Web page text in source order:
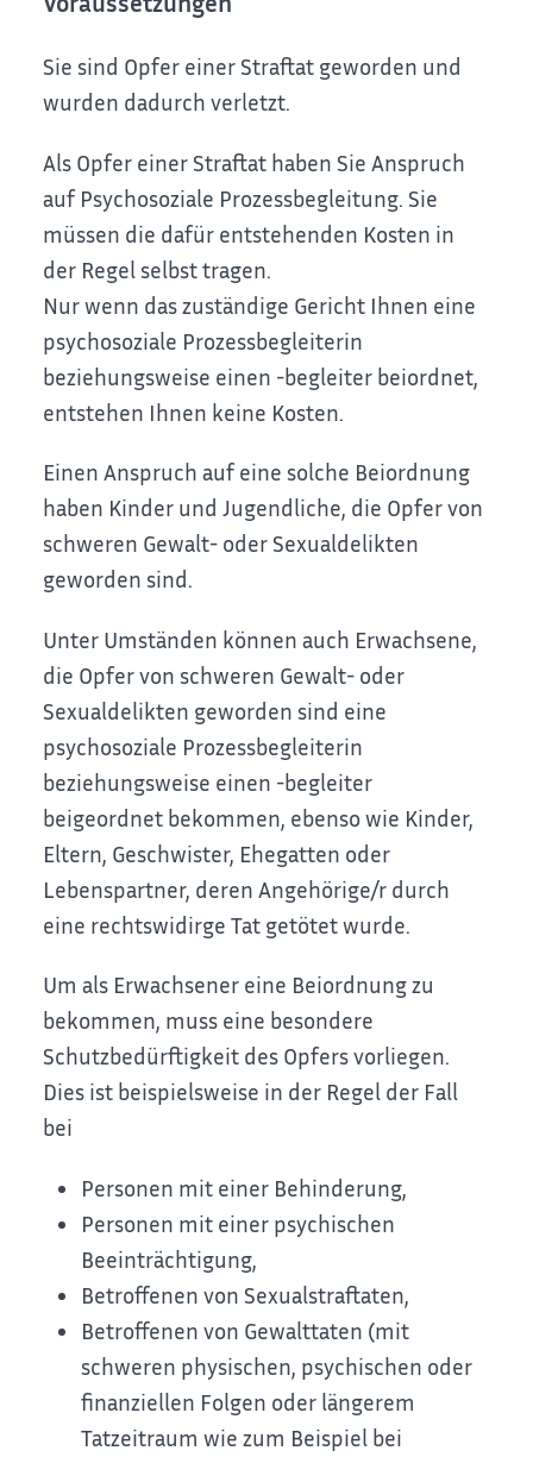
Sie sind Opfer einer Straftat geworden und
wurden dadurch verletzt.
Als Opfer einer Straftat haben Sie Anspruch
auf Psychosoziale Prozessbegleitung. Sie
müssen die dafür entstehenden Kosten in
der Regel selbst tragen.
Nur wenn das zuständige Gericht Ihnen eine
psychosoziale Prozessbegleiterin
beziehungsweise einen -begleiter beiordnet,
entstehen Ihnen keine Kosten.
Einen Anspruch auf eine solche Beiordnung
haben Kinder und Jugendliche, die Opfer von
schweren Gewalt- oder Sexualdelikten
geworden sind.
Unter Umständen können auch Erwachsene,
die Opfer von schweren Gewalt- oder
Sexualdelikten geworden sind eine
psychosoziale Prozessbegleiterin
beziehungsweise einen -begleiter
beigeordnet bekommen, ebenso wie Kinder,
Eltern, Geschwister, Ehegatten oder
Lebenspartner, deren Angehörige/r durch
eine rechtswidirge Tat getötet wurde.
Um als Erwachsener eine Beiordnung zu
bekommen, muss eine besondere
Schutzbedürftigkeit des Opfers vorliegen.
Dies ist beispielsweise in der Regel der Fall
bei
Personen mit einer Behinderung,
Personen mit einer psychischen
Beeinträchtigung,
Betroffenen von Sexualstraftaten,
Betroffenen von Gewalttaten (mit
schweren physischen, psychischen oder
finanziellen Folgen oder längerem
Tatzeitraum wie zum Beispiel bei